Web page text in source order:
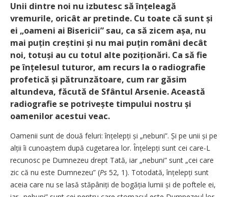
Unii dintre noi nu izbutesc să înțeleagă
vremurile, oricât ar pretinde. Cu toate că sunt și
ei „oameni ai Bisericii” sau, ca să zicem așa, nu
mai puțin creștini și nu mai puțin români decât
noi, totuși au cu totul alte poziționări. Ca să fie
pe înțelesul tuturor, am recurs la o radiografie
profetică și pătrunzătoare, cum rar găsim
altundeva, făcută de Sfântul Arsenie. Această
radiografie se potrivește timpului nostru și
oamenilor acestui veac.
Oamenii sunt de două feluri: înțelepți și „nebuni”. Și pe unii și pe
alții îi cunoaștem după cugetarea lor. Înțelepți sunt cei care-L
recunosc pe Dumnezeu drept Tată, iar „nebuni” sunt „cei care
zic că nu este Dumnezeu” (Ps 52, 1). Totodată, înțelepți sunt
aceia ­care nu se lasă stăpâniți de bo­găția lumii și de poftele ei,